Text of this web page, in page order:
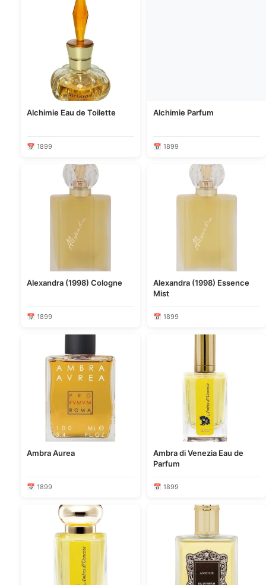
Alchimie Eau de Toilette
📅 1899
Alchimie Parfum
📅 1899
Alexandra (1998) Cologne
📅 1899
Alexandra (1998) Essence
Mist
📅 1899
Ambra Aurea
📅 1899
Ambra di Venezia Eau de
Parfum
📅 1899